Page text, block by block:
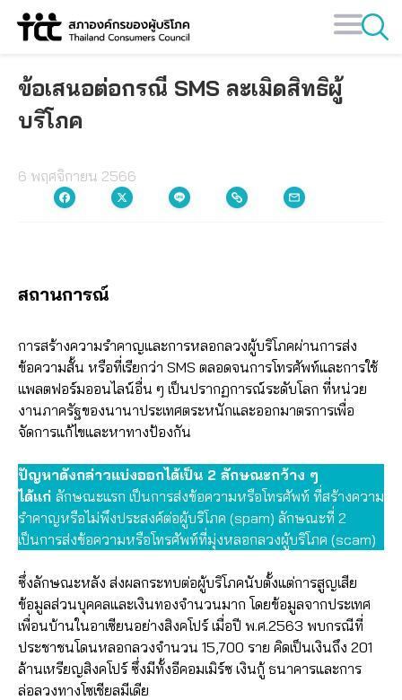
Skip
ข้อเสนอต่อกรณี SMS ละเมิดสิทธิผู้
บริโภค
6 พฤศจิกายน 2566
สถานการณ์
การสร้างความรำคาญและการหลอกลวงผู้บริโภคผ่านการส่ง
ข้อความสั้น หรือที่เรียกว่า SMS ตลอดจนการโทรศัพท์และการใช้
แพลตฟอร์มออนไลน์อื่น ๆ เป็นปรากฏการณ์ระดับโลก ที่หน่วย
งานภาครัฐของนานาประเทศตระหนักและออกมาตรการเพื่อ
จัดการแก้ไขและหาทางป้องกัน
ปัญหาดังกล่าวแบ่งออกได้เป็น 2 ลักษณะกว้าง ๆ
ได้แก่ ลักษณะแรก เป็นการส่งข้อความหรือโทรศัพท์ ที่สร้างความ
รำคาญหรือไม่พึงประสงค์ต่อผู้บริโภค (spam) ลักษณะที่ 2
เป็นการส่งข้อความหรือโทรศัพท์ที่มุ่งหลอกลวงผู้บริโภค (scam)
ซึ่งลักษณะหลัง ส่งผลกระทบต่อผู้บริโภคนับตั้งแต่การสูญเสีย
ข้อมูลส่วนบุคคลและเงินทองจำนวนมาก โดยข้อมูลจากประเทศ
เพื่อนบ้านในอาเซียนอย่างสิงคโปร์ เมื่อปี พ.ศ.2563 พบกรณีที่
ประชาชนโดนหลอกลวงจำนวน 15,700 ราย คิดเป็นเงินถึง 201
ล้านเหรียญสิงคโปร์ ซึ่งมีทั้งอีคอมเมิร์ซ เงินกู้ ธนาคารและการ
ล่อลวงทางโซเชียลมีเดีย